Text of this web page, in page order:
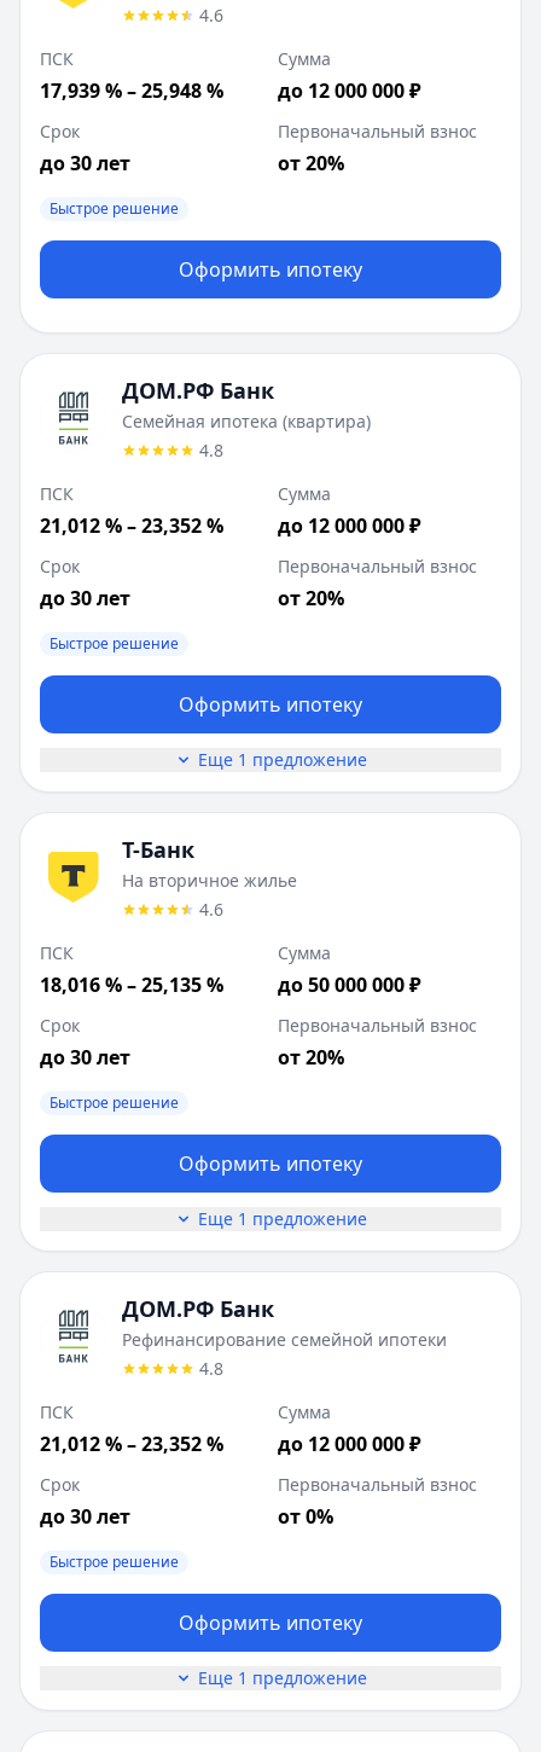
4.6
ПСК
17,939 % – 25,948 %
Сумма
до 12 000 000 ₽
Срок
до 30 лет
Первоначальный взнос
от 20%
Быстрое решение
Оформить ипотеку
ДОМ.РФ Банк
Семейная ипотека (квартира)
4.8
ПСК
21,012 % – 23,352 %
Сумма
до 12 000 000 ₽
Срок
до 30 лет
Первоначальный взнос
от 20%
Быстрое решение
Оформить ипотеку
Еще 1 предложение
Т-Банк
На вторичное жилье
4.6
ПСК
18,016 % – 25,135 %
Сумма
до 50 000 000 ₽
Срок
до 30 лет
Первоначальный взнос
от 20%
Быстрое решение
Оформить ипотеку
Еще 1 предложение
ДОМ.РФ Банк
Рефинансирование семейной ипотеки
4.8
ПСК
21,012 % – 23,352 %
Сумма
до 12 000 000 ₽
Срок
до 30 лет
Первоначальный взнос
от 0%
Быстрое решение
Оформить ипотеку
Еще 1 предложение